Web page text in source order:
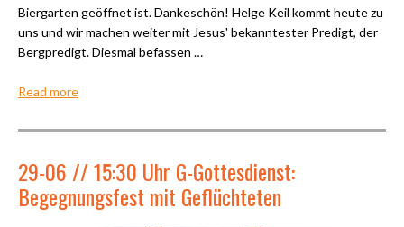
Biergarten geöffnet ist. Dankeschön! Helge Keil kommt heute zu
uns und wir machen weiter mit Jesus' bekanntester Predigt, der
Bergpredigt. Diesmal befassen …
Read more
29-06 // 15:30 Uhr G-Gottesdienst:
Begegnungsfest mit Geflüchteten